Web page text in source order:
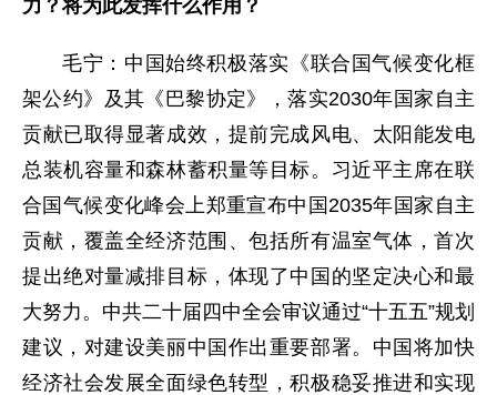
力？将为此发挥什么作用？
毛宁：中国始终积极落实《联合国气候变化框
架公约》及其《巴黎协定》，落实2030年国家自主
贡献已取得显著成效，提前完成风电、太阳能发电
总装机容量和森林蓄积量等目标。习近平主席在联
合国气候变化峰会上郑重宣布中国2035年国家自主
贡献，覆盖全经济范围、包括所有温室气体，首次
提出绝对量减排目标，体现了中国的坚定决心和最
大努力。中共二十届四中全会审议通过“十五五”规划
建议，对建设美丽中国作出重要部署。中国将加快
经济社会发展全面绿色转型，积极稳妥推进和实现